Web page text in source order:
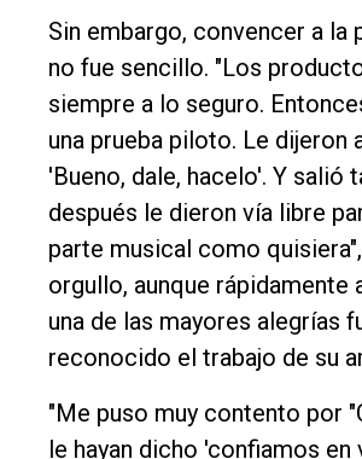
Sin embargo, convencer a la
no fue sencillo. "Los
siempre a lo seguro.
una prueba piloto. Le dijeron
'Bueno, dale, hacelo'. Y salió
después le dieron vía libre
parte musical como
orgullo, aunque rápidamente
una de las mayores alegrías
reconocido el trabajo de su
"Me puso muy contento por
le hayan dicho 'confiamos en